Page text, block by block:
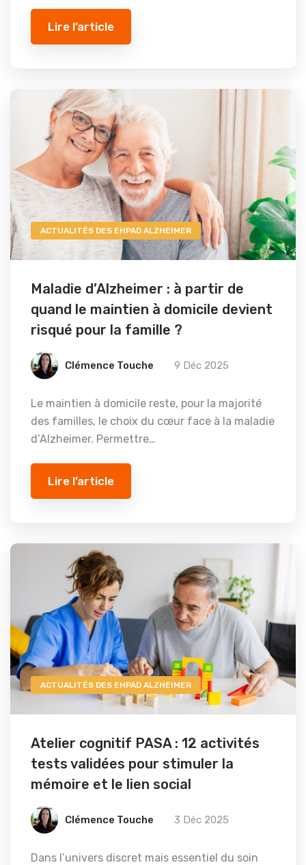
Lire l’article
ACTUALITÉS DES EHPAD ALZHEIMER
Maladie d’Alzheimer : à partir de
quand le maintien à domicile devient
risqué pour la famille ?
Clémence Touche 9 Déc 2025
Le maintien à domicile reste, pour la majorité
des familles, le choix du cœur face à la maladie
d’Alzheimer. Permettre…
Lire l’article
ACTUALITÉS DES EHPAD ALZHEIMER
Atelier cognitif PASA : 12 activités
tests validées pour stimuler la
mémoire et le lien social
Clémence Touche 3 Déc 2025
Dans l’univers discret mais essentiel du soin